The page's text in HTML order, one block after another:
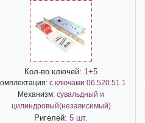
Кол-во ключей: 1+5
с ключами 06.520.51.1
Механизм: сувальдный и
цилиндровый(независимый)
Ригелей: 5 шт.